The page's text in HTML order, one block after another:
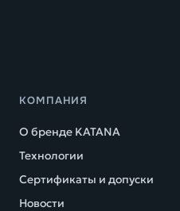
КОМПАНИЯ
О бренде KATANA
Технологии
Сертификаты и допуски
Новости